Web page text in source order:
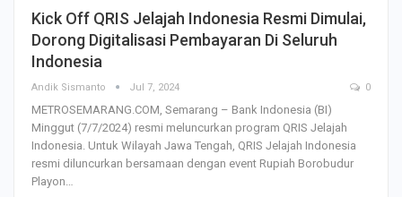
Kick Off QRIS Jelajah Indonesia Resmi Dimulai,
Dorong Digitalisasi Pembayaran Di Seluruh
Indonesia
Andik Sismanto Jul 7, 2024 0
METROSEMARANG.COM, Semarang – Bank Indonesia (BI)
Minggut (7/7/2024) resmi meluncurkan program QRIS Jelajah
Indonesia. Untuk Wilayah Jawa Tengah, QRIS Jelajah Indonesia
resmi diluncurkan bersamaan dengan event Rupiah Borobudur
Playon…